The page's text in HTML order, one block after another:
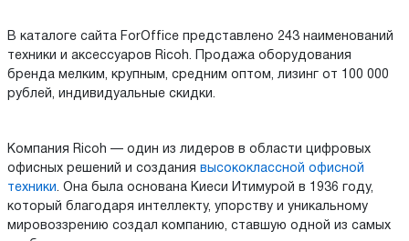
В каталоге сайта ForOffice представлено 243 наименований
техники и аксессуаров Ricoh. Продажа оборудования
бренда мелким, крупным, средним оптом, лизинг от 100 000
рублей, индивидуальные скидки.
Компания Ricoh — один из лидеров в области цифровых
офисных решений и создания
высококлассной офисной
техники. Она была основана Киеси Итимурой в 1936 году,
который благодаря интеллекту, упорству и уникальному
мировоззрению создал компанию, ставшую одной из самых